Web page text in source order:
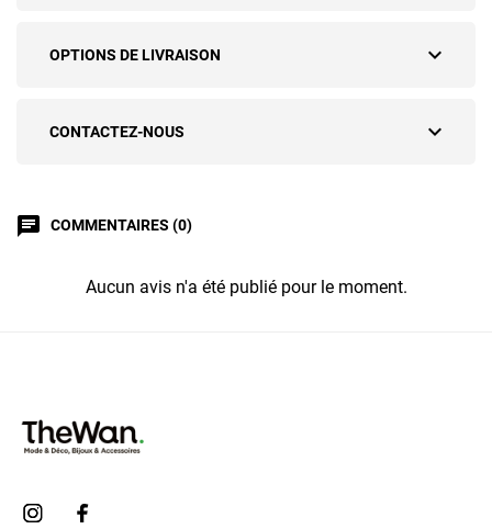
expand_more
OPTIONS DE LIVRAISON
expand_more
CONTACTEZ-NOUS
chat COMMENTAIRES (0)
Aucun avis n'a été publié pour le moment.